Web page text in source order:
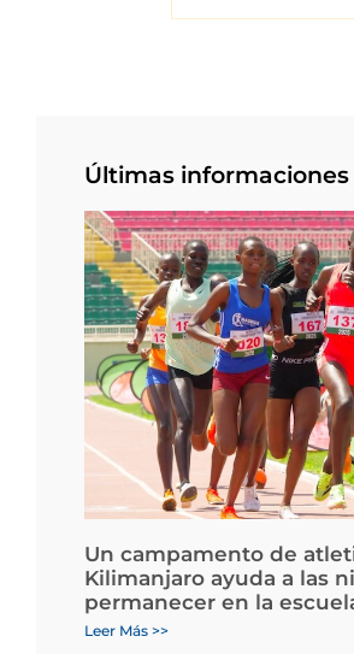
Últimas informaciones
Un campamento de
Kilimanjaro ayuda a las
permanecer en la
Leer Más >>